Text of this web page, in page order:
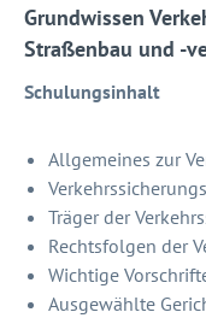
Grundwissen
Straßenbau und -
Schulungsinhalt
Allgemeines zur
Träger der
Rechtsfolgen der
Wichtige
Ausgewählte